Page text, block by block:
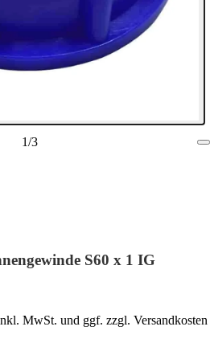
1/3
S60 x 1 IG
MwSt. und ggf. zzgl. Versandkosten